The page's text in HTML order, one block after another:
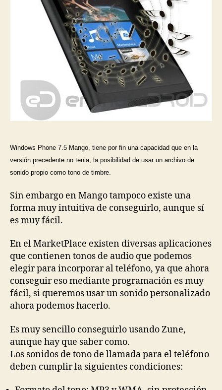
Windows Phone 7.5 Mango, tiene por fin una capacidad que en la
versión precedente no tenia, la posibilidad de usar un archivo de
sonido propio como tono de timbre.
Sin embargo en Mango tampoco existe una
forma muy intuitiva de conseguirlo, aunque sí
es muy fácil.
En el MarketPlace existen diversas aplicaciones
que contienen tonos de audio que podemos
elegir para incorporar al teléfono, ya que ahora
conseguir eso mediante programación es muy
fácil, si queremos usar un sonido personalizado
ahora podemos hacerlo.
Es muy sencillo conseguirlo usando Zune,
aunque hay que saber como.
Los sonidos de tono de llamada para el teléfono
deben cumplir la siguientes condiciones: